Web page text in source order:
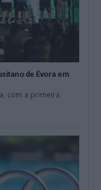
de Évora em
com a primeira